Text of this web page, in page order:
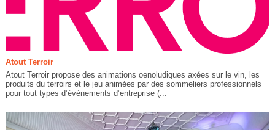
Atout Terroir
Atout Terroir propose des animations oenoludiques axées sur le vin, les
produits du terroirs et le jeu animées par des sommeliers professionnels
pour tout types d’événements d’entreprise (...